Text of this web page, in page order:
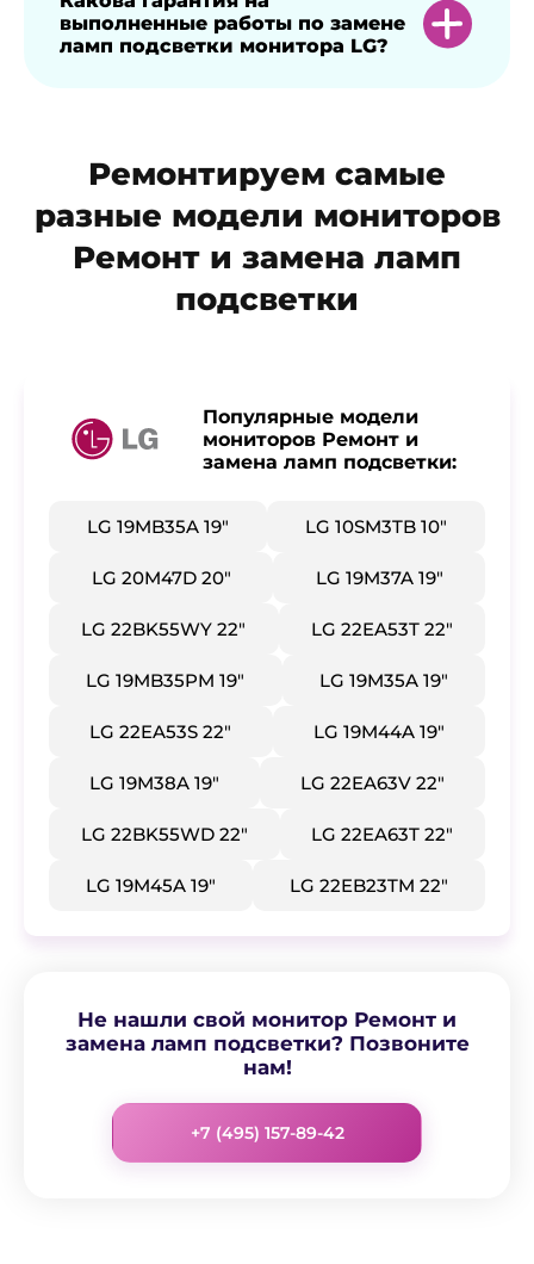
запчасти, включая оригинальные лампы,
для обеспечения корректной работы и
выполненные работы по замене
ламп подсветки монитора LG?
предоставляем гарантийный срок 1 год.
Ремонтируем самые
разные модели мониторов
Ремонт и замена ламп
подсветки
Популярные модели
мониторов Ремонт и
замена ламп подсветки:
LG 19MB35A 19" LG 10SM3TB 10"
LG 20M47D 20" LG 19M37A 19"
LG 22BK55WY 22" LG 22EA53T 22"
LG 19MB35PM 19" LG 19M35A 19"
LG 22EA53S 22" LG 19M44A 19"
LG 19M38A 19" LG 22EA63V 22"
LG 22BK55WD 22" LG 22EA63T 22"
LG 19M45A 19" LG 22EB23TM 22"
Не нашли свой монитор Ремонт и
замена ламп подсветки? Позвоните
нам!
+7 (495) 157-89-42